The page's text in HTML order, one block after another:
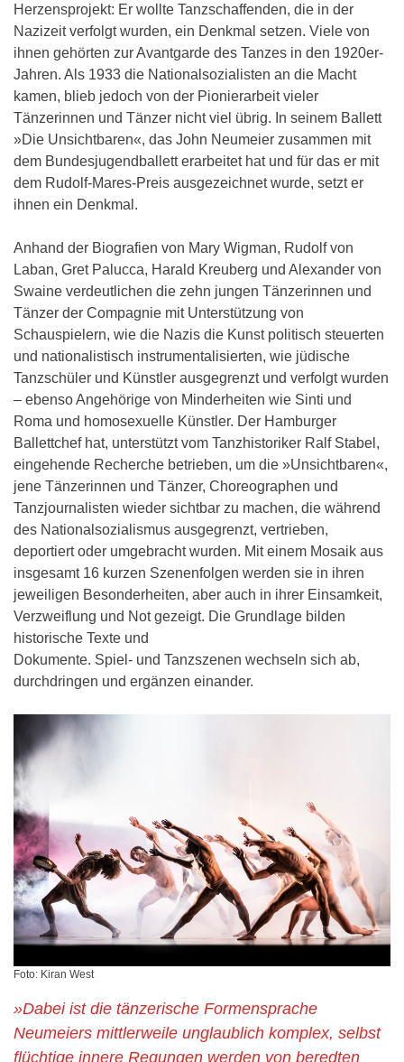
Herzensprojekt: Er wollte Tanzschaffenden, die in der
Nazizeit verfolgt wurden, ein Denkmal setzen. Viele von
ihnen gehörten zur Avantgarde des Tanzes in den 1920er-
Jahren. Als 1933 die Nationalsozialisten an die Macht
kamen, blieb jedoch von der Pionierarbeit vieler
Tänzerinnen und Tänzer nicht viel übrig. In seinem Ballett
»Die Unsichtbaren«, das John Neumeier zusammen mit
dem Bundesjugendballett erarbeitet hat und für das er mit
dem Rudolf-Mares-Preis ausgezeichnet wurde, setzt er
ihnen ein Denkmal.
Anhand der Biografien von Mary Wigman, Rudolf von
Laban, Gret Palucca, Harald Kreuberg und Alexander von
Swaine verdeutlichen die zehn jungen Tänzerinnen und
Tänzer der Compagnie mit Unterstützung von
Schauspielern, wie die Nazis die Kunst politisch steuerten
und nationalistisch instrumentalisierten, wie jüdische
Tanzschüler und Künstler ausgegrenzt und verfolgt wurden
– ebenso Angehörige von Minderheiten wie Sinti und
Roma und homosexuelle Künstler. Der Hamburger
Ballettchef hat, unterstützt vom Tanzhistoriker Ralf Stabel,
eingehende Recherche betrieben, um die »Unsichtbaren«,
jene Tänzerinnen und Tänzer, Choreographen und
Tanzjournalisten wieder sichtbar zu machen, die während
des Nationalsozialismus ausgegrenzt, vertrieben,
deportiert oder umgebracht wurden. Mit einem Mosaik aus
insgesamt 16 kurzen Szenenfolgen werden sie in ihren
jeweiligen Besonderheiten, aber auch in ihrer Einsamkeit,
Verzweiflung und Not gezeigt. Die Grundlage bilden
historische Texte und
Dokumente. Spiel- und Tanzszenen wechseln sich ab,
durchdringen und ergänzen einander.
Foto: Kiran West
»Dabei ist die tänzerische Formensprache
Neumeiers mittlerweile unglaublich komplex, selbst
flüchtige innere Regungen werden von beredten